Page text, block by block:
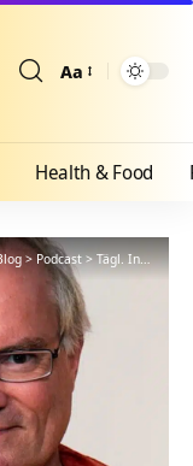
Aa
Health & Food
>Podcast>Tägl. Inspiration